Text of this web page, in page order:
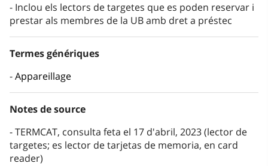
Inclou els lectors de targetes que es poden reservar i
prestar als membres de la UB amb dret a préstec
Termes génériques
Appareillage
Notes de source
TERMCAT, consulta feta el 17 d'abril, 2023 (lector de
targetes; es lector de tarjetas de memoria, en card
reader)